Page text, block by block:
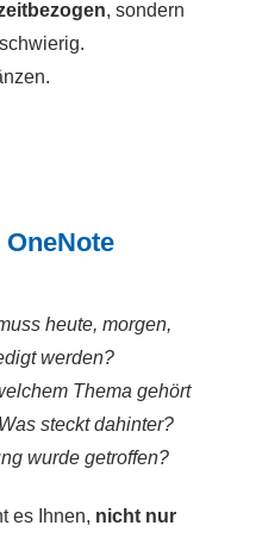
, sondern
heute, morgen,
werden?
Thema gehört
steckt dahinter?
wurde getroffen?
es Ihnen, nicht nur